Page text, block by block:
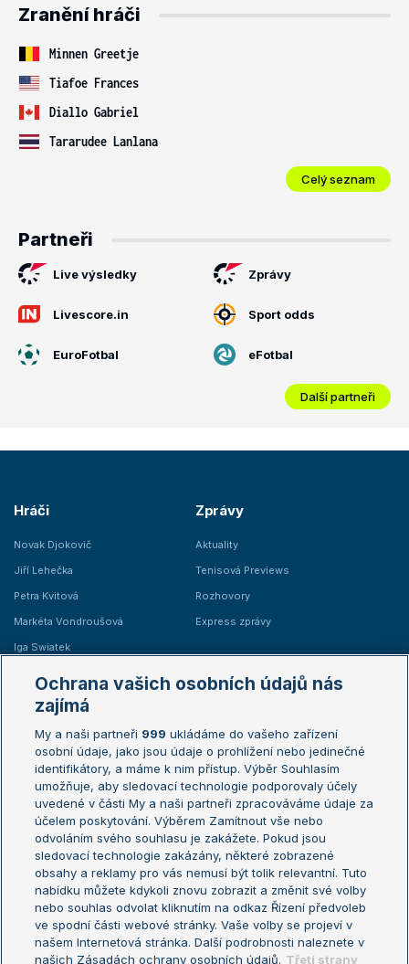
Zranění hráči
Minnen Greetje
Tiafoe Frances
Diallo Gabriel
Tararudee Lanlana
Celý seznam
Partneři
Live výsledky Zprávy
Livescore.in Sport odds
EuroFotbal eFotbal
Další partneři
Hráči
Novak Djokovič
Jiří Lehečka
Petra Kvitová
Markéta Vondroušová
Iga Swiatek
Zprávy
Aktuality
Tenisová Previews
Rozhovory
Express zprávy
Žebříčky
Žebříček ATP (muži)
Žebříček WTA (ženy)
Sázkařský žebříček
Australian Open
French Open
Wimbledon
US Open
Turnaj mistrů
Turnaj mistryň
Aktualní trendy
Fotbalové přestupy
Livesport Daily
Ochrana vašich osobních údajů nás
zajímá
My a naši partneři 999 ukládáme do vašeho zařízení
osobní údaje, jako jsou údaje o prohlížení nebo jedinečné
identifikátory, a máme k nim přístup. Výběr Souhlasím
umožňuje, aby sledovací technologie podporovaly účely
uvedené v části My a naši partneři zpracováváme údaje za
účelem poskytování. Výběrem Zamítnout vše nebo
odvoláním svého souhlasu je zakážete. Pokud jsou
sledovací technologie zakázány, některé zobrazené
obsahy a reklamy pro vás nemusí být tolik relevantní. Tuto
nabídku můžete kdykoli znovu zobrazit a změnit své volby
nebo souhlas odvolat kliknutím na odkaz Řízení předvoleb
ve spodní části webové stránky. Vaše volby se projeví v
našem Internetová stránka. Další podrobnosti naleznete v
našich Zásadách ochrany osobních údajů. Třetí strany